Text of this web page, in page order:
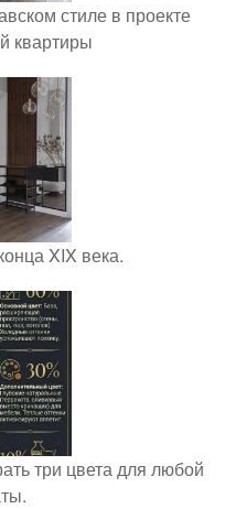
стиле в проекте
квартиры
XIX века.
три цвета для любой